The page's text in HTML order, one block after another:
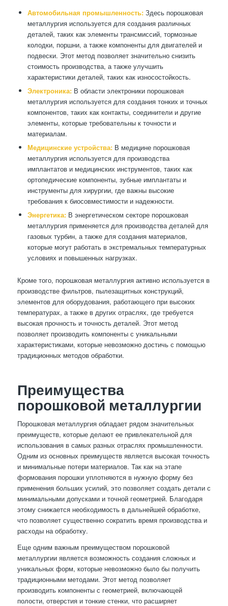
Автомобильная промышленность:Здесь порошковая
металлургия используется для создания различных
деталей, таких как элементы трансмиссий, тормозные
колодки, поршни, а также компоненты для двигателей и
подвески. Этот метод позволяет значительно снизить
стоимость производства, а также улучшить
характеристики деталей, таких как износостойкость.
Электроника:В области электроники порошковая
металлургия используется для создания тонких и точных
компонентов, таких как контакты, соединители и другие
элементы, которые требовательны к точности и
материалам.
Медицинские устройства:В медицине порошковая
металлургия используется для производства
имплантатов и медицинских инструментов, таких как
ортопедические компоненты, зубные имплантаты и
инструменты для хирургии, где важны высокие
требования к биосовместимости и надежности.
Энергетика:В энергетическом секторе порошковая
металлургия применяется для производства деталей для
газовых турбин, а также для создания материалов,
которые могут работать в экстремальных температурных
условиях и повышенных нагрузках.
Кроме того, порошковая металлургия активно используется в
производстве фильтров, пылезащитных конструкций,
элементов для оборудования, работающего при высоких
температурах, а также в других отраслях, где требуется
высокая прочность и точность деталей. Этот метод
позволяет производить компоненты с уникальными
характеристиками, которые невозможно достичь с помощью
традиционных методов обработки.
Преимущества
порошковой металлургии
Порошковая металлургия обладает рядом значительных
преимуществ, которые делают ее привлекательной для
использования в самых разных отраслях промышленности.
Одним из основных преимуществ является высокая точность
и минимальные потери материалов. Так как на этапе
формования порошки уплотняются в нужную форму без
применения больших усилий, это позволяет создать детали с
минимальными допусками и точной геометрией. Благодаря
этому снижается необходимость в дальнейшей обработке,
что позволяет существенно сократить время производства и
расходы на обработку.
Еще одним важным преимуществом порошковой
металлургии является возможность создания сложных и
уникальных форм, которые невозможно было бы получить
традиционными методами. Этот метод позволяет
производить компоненты с геометрией, включающей
полости, отверстия и тонкие стенки, что расширяет